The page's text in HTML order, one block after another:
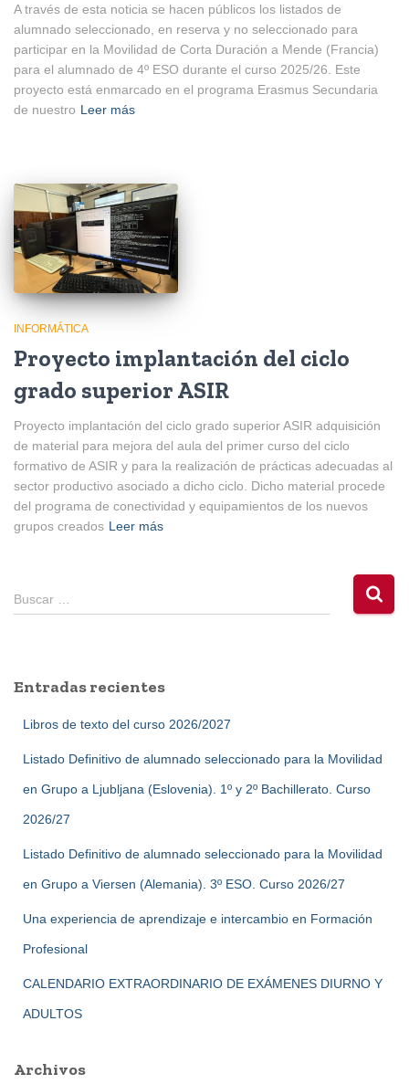
A través de esta noticia se hacen públicos los listados de
alumnado seleccionado, en reserva y no seleccionado para
participar en la Movilidad de Corta Duración a Mende (Francia)
para el alumnado de 4º ESO durante el curso 2025/26. Este
proyecto está enmarcado en el programa Erasmus Secundaria
de nuestro Leer más
INFORMÁTICA
Proyecto implantación del ciclo
grado superior ASIR
Proyecto implantación del ciclo grado superior ASIR adquisición
de material para mejora del aula del primer curso del ciclo
formativo de ASIR y para la realización de prácticas adecuadas al
sector productivo asociado a dicho ciclo. Dicho material procede
del programa de conectividad y equipamientos de los nuevos
grupos creados Leer más
B
u
r
Buscar …
Entradas recientes
Libros de texto del curso 2026/2027
Listado Definitivo de alumnado seleccionado para la Movilidad
en Grupo a Ljubljana (Eslovenia). 1º y 2º Bachillerato. Curso
2026/27
Listado Definitivo de alumnado seleccionado para la Movilidad
en Grupo a Viersen (Alemania). 3º ESO. Curso 2026/27
Una experiencia de aprendizaje e intercambio en Formación
Profesional
CALENDARIO EXTRAORDINARIO DE EXÁMENES DIURNO Y
ADULTOS
Archivos